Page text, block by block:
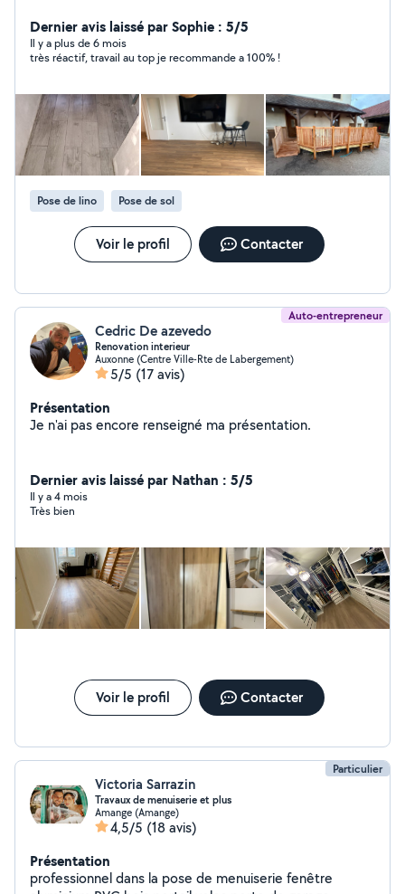
Revêtements de sol Pose de lino,parquet,carrelage
Montage de meubles Création de meubles, dressing,
abris de jardin Entretien & propreté jardin Nettoyage
déménagement Travaux intérieur/extérieur Neuf &
Rénovation N'hésitez pas à me contacter si vous
souhaitez des photos de ce que je fais, ou des
informations complémentaires. Au plaisir.
Dernier avis laissé par Sophie : 5/5
Il y a plus de 6 mois
très réactif, travail au top je recommande a 100% !
Pose de lino Pose de sol
Voir le profil Contacter
Auto-entrepreneur
Cedric De azevedo
Renovation interieur
Auxonne (Centre Ville-Rte de Labergement)
5/5 (17 avis)
Présentation
Je n'ai pas encore renseigné ma présentation.
Dernier avis laissé par Nathan : 5/5
Il y a 4 mois
Très bien
Voir le profil Contacter
Particulier
Victoria Sarrazin
Travaux de menuiserie et plus
Amange (Amange)
4,5/5 (18 avis)
Présentation
professionnel dans la pose de menuiserie fenêtre